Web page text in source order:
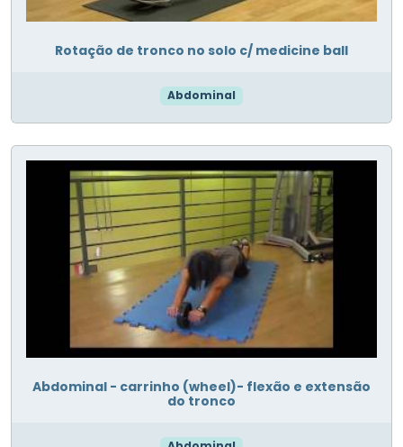
Rotação de tronco no solo c/ medicine ball
Abdominal
Abdominal - carrinho (wheel)- flexão e extensão
do tronco